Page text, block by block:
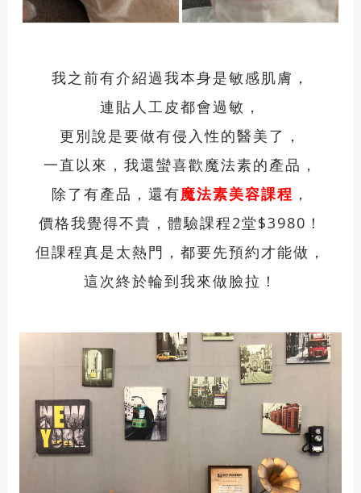
我之前有介紹過我本身是敏感肌膚，
連貼人工皮都會過敏，
更別說是要做有侵入性的醫美了，
一直以來，我還蠻喜歡魔法素的產品，
除了有產品，還有魔法素美容課程 ，
價格我覺得不貴，體驗課程2堂$3980！
但課程真是太熱門，都要先預約才能做，
這次終於輪到我來做臉拉！